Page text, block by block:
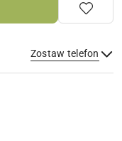
Zostaw telefon